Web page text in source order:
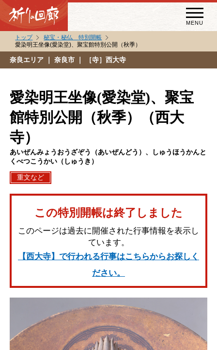
MENU
秘宝・秘仏特別開帳
祈りの回廊コラム
トップ
秘宝・秘仏 特別開帳
愛染明王坐像(愛染堂)、聚宝館特別公開（秋季）
奈良エリア ｜ 奈良市 ｜ ［寺］西大寺
愛染明王坐像(愛染堂)、聚宝
館特別公開（秋季）（西大
寺）
あいぜんみょうおうざぞう（あいぜんどう）、しゅうほうかんと
くべつこうかい（しゅうき）
重文など
この特別開帳は終了しました
このページは過去に開催された行事情報を表示し
ています。
【西大寺】で行われる行事はこちらからお探しく
ださい。